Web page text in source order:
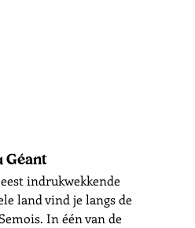
Géant
indrukwekkende
land vind je langs de
In één van de